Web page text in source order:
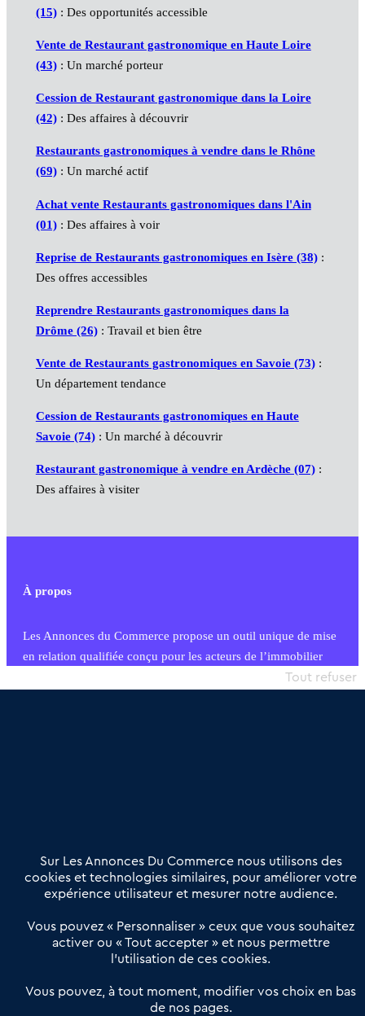
(15): Des opportunités accessible
Vente de Restaurant gastronomique en Haute Loire
(43): Un marché porteur
Cession de Restaurant gastronomique dans la Loire
(42): Des affaires à découvrir
Restaurants gastronomiques à vendre dans le Rhône
(69): Un marché actif
Achat vente Restaurants gastronomiques dans l'Ain
(01): Des affaires à voir
Reprise de Restaurants gastronomiques en Isère (38):
Des offres accessibles
Reprendre Restaurants gastronomiques dans la
Drôme (26): Travail et bien être
Vente de Restaurants gastronomiques en Savoie (73):
Un département tendance
Cession de Restaurants gastronomiques en Haute
Savoie (74): Un marché à découvrir
Restaurant gastronomique à vendre en Ardèche (07):
Des affaires à visiter
À propos
Les Annonces du Commerce propose un outil unique de mise
en relation qualifiée conçu pour les acteurs de l’immobilier
commercial et les collectivités territoriales, simple et intégrant
Offres Pro
Actualités
Qui sommes nous ?
Derniers articles
Réseau 3C : un partenaire national dédié aux transactions
Petitscommerces : Un partenariat au service du commerce de
proximité et des territoires
Sur Les Annonces Du Commerce nous utilisons des
cookies et technologies similaires, pour améliorer votre
expérience utilisateur et mesurer notre audience.
Vous pouvez « Personnaliser » ceux que vous souhaitez
activer ou « Tout accepter » et nous permettre
l’utilisation de ces cookies.
Vous pouvez, à tout moment, modifier vos choix en bas
de nos pages.
Tout refuser